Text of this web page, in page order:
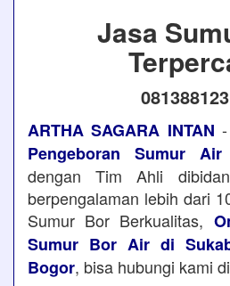
Jasa
ARTHA SAGARA INTAN
Pengeboran Sumur
dengan Tim Ahli
berpengalaman lebih dari
Sumur Bor Berkualitas,
Sumur Bor Air di
Bogor, bisa hubungi kami di